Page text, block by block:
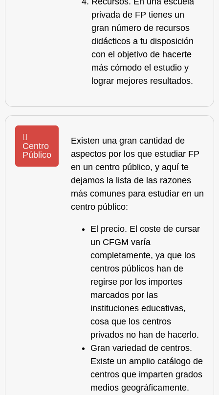
privada de FP tienes un
gran número de recursos
didácticos a tu disposición
con el objetivo de hacerte
más cómodo el estudio y
lograr mejores resultados.
Centro
Público
Existen una gran cantidad de
aspectos por los que estudiar FP
en un centro público, y aquí te
dejamos la lista de las razones
más comunes para estudiar en un
centro público:
El precio. El coste de cursar
un CFGM varía
completamente, ya que los
centros públicos han de
regirse por los importes
marcados por las
instituciones educativas,
cosa que los centros
privados no han de hacerlo.
Gran variedad de centros.
Existe un amplio catálogo de
centros que imparten grados
medios geográficamente.